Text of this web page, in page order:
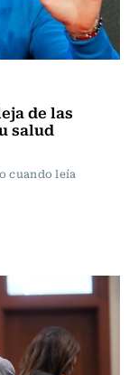
de las
salud
cuando leía